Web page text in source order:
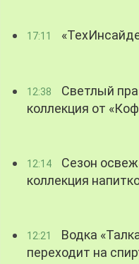
17:11
12:38
Светлый
коллекция от
12:14
Сезон
коллекция
12:21
Водка
переходит на